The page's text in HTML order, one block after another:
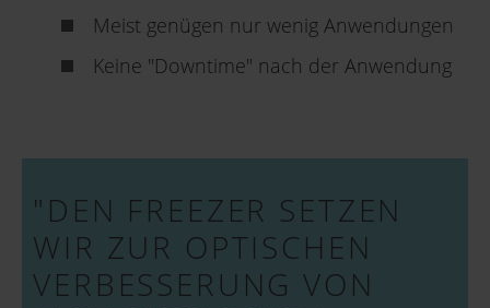
Meist genügen nur wenig Anwendungen
Keine "Downtime" nach der Anwendung
"DEN FREEZER SETZEN
WIR ZUR OPTISCHEN
VERBESSERUNG VON